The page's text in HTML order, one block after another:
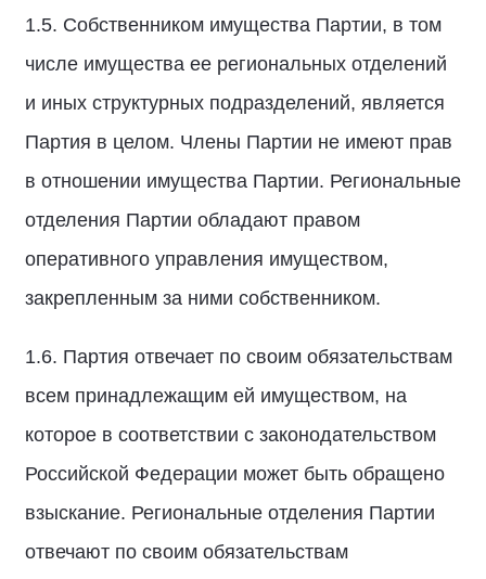
1.5. Собственником имущества Партии, в том
числе имущества ее региональных отделений
и иных структурных подразделений, является
Партия в целом. Члены Партии не имеют прав
в отношении имущества Партии. Региональные
отделения Партии обладают правом
оперативного управления имуществом,
закрепленным за ними собственником.
1.6. Партия отвечает по своим обязательствам
всем принадлежащим ей имуществом, на
которое в соответствии с законодательством
Российской Федерации может быть обращено
взыскание. Региональные отделения Партии
отвечают по своим обязательствам